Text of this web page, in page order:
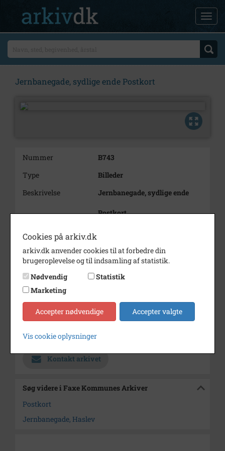
Jernbanegade, sydlige ende Postkort
Nummer
B743
Type
Billeder
Beskrivelse
Jernbanegade, sydlige ende
Postkort
Dateringsnote
1930-1938
Fotograf
Ukendt
Se på kort
Type
Sogn (1000-2050)
Enhed
Haslev Sogn (1000-2050)
Arkiv
Kontakt arkivet
Søg videre i Faxe Kommunes Arkiver
Postkort
Jernbanegade, Haslev
Cookies på arkiv.dk
arkiv.dk anvender cookies til at forbedre din
brugeroplevelse og til indsamling af statistik.
Nødvendig
Statistik
Marketing
Accepter nødvendige Accepter valgte
Vis cookie oplysninger